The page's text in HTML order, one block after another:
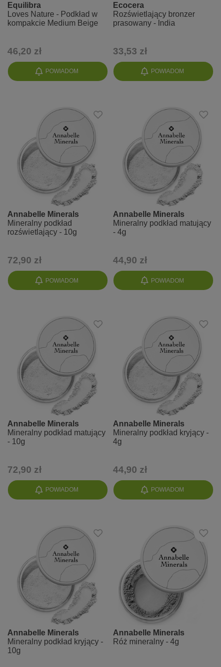
POWIADOM
Equilibra
Loves Nature - Podkład w
kompakcie Medium Beige
46,20 zł
POWIADOM
Ecocera
Rozświetlający bronzer
prasowany - India
33,53 zł
POWIADOM
Annabelle Minerals
Mineralny podkład
rozświetlający - 10g
72,90 zł
POWIADOM
Annabelle Minerals
Mineralny podkład matujący
- 4g
44,90 zł
POWIADOM
Annabelle Minerals
Mineralny podkład matujący
- 10g
72,90 zł
POWIADOM
Annabelle Minerals
Mineralny podkład kryjący -
4g
44,90 zł
Annabelle Minerals
Mineralny podkład kryjący -
10g
Annabelle Minerals
Róż mineralny - 4g